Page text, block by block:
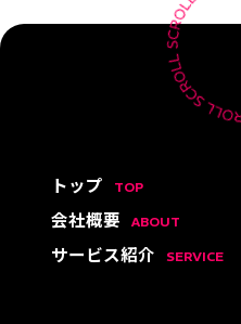
トップ TOP
会社概要 ABOUT
サービス紹介 SERVICE